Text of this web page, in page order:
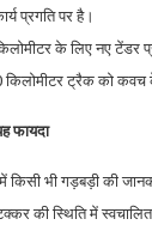
प्रगति पर है।
के लिए नए टेंडर
ट्रैक को कवच
फायदा
भी गड़बड़ी की
की स्थिति में